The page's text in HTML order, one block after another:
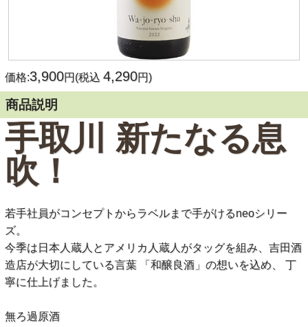
価格:3,900円(税込 4,290円)
商品説明
手取川 新たなる息
吹！
若手社員がコンセプトからラベルまで手がけるneoシリー
ズ。
今季は日本人蔵人とアメリカ人蔵人がタッグを組み、吉田酒
造店が大切にしている言葉 「和醸良酒」の想いを込め、 丁
寧に仕上げました。
無ろ過原酒